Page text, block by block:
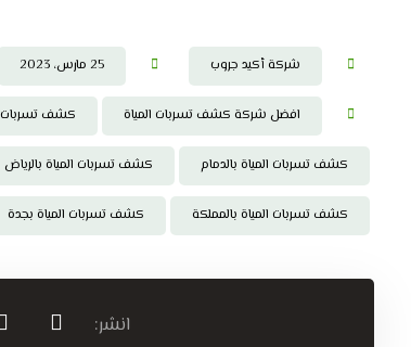
شركة أكيد جروب 25 مارس، 2023
افضل شركة كشف تسربات المياة كشف تسربات
كشف تسربات المياة بالدمام كشف تسربات المياة بالرياض
كشف تسربات المياة بالمملكة كشف تسربات المياة بجدة